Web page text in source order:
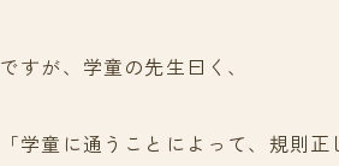
ですが、学童の先生曰く、
「学童に通うことによって、規則